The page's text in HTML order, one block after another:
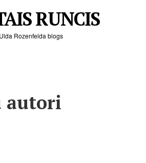
RUNCIS
Ulda Rozenfelda blogs
autori